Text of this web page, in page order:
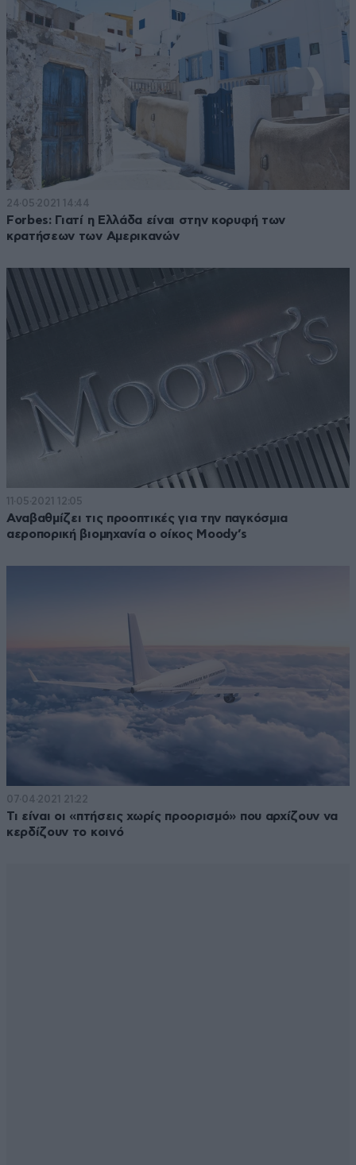
24·05·2021 14:44
Forbes: Γιατί η Ελλάδα είναι στην κορυφή των
κρατήσεων των Αμερικανών
11·05·2021 12:05
Αναβαθμίζει τις προοπτικές για την παγκόσμια
αεροπορική βιομηχανία ο οίκος Moody’s
07·04·2021 21:22
Τι είναι οι «πτήσεις χωρίς προορισμό» που αρχίζουν να
κερδίζουν το κοινό